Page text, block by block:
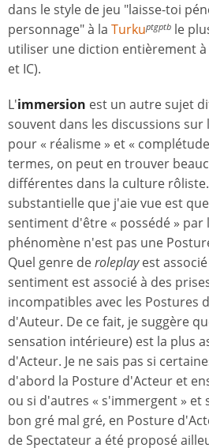
dans le style de jeu "laisse-toi
personnage" à la Turkuptgptb le
utiliser une diction entièrement
et IC).
L'immersion est un autre sujet
souvent dans les discussions sur
pour « réalisme » et «
termes, on peut en trouver
différentes dans la culture
substantielle que j'aie vue est
sentiment d'être « possédé » par
phénomène n'est pas une
Quel genre deroleplayest
sentiment est associé à des
incompatibles avec les Postures
d'Auteur. De ce fait, je suggère
sensation intérieure) est la plus
d'Acteur. Je ne sais pas si
d'abord la Posture d'Acteur et
ou si d'autres « s'immergent » et
bon gré mal gré, en Posture
de Spectateur a été proposé